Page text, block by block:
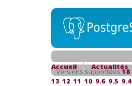
Accueil Actualités
Versions supportées18
13 12 11 10 9.6 9.5 9.4